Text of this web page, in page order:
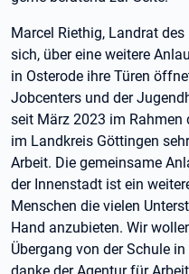
Marcel Riethig, Landrat
sich, über eine weitere
in Osterode ihre Türen
Jobcenters und der
seit März 2023 im
im Landkreis Göttingen
Arbeit. Die gemeinsame
der Innenstadt ist ein
Menschen die vielen
Hand anzubieten. Wir
Übergang von der Schule